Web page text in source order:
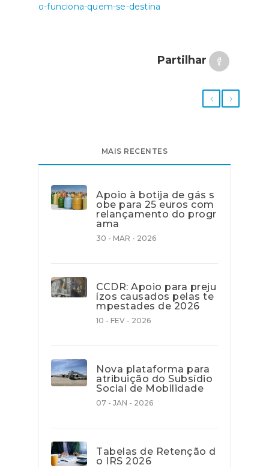
o-funciona-quem-se-destina
Partilhar
MAIS RECENTES
Apoio à botija de gás s
obe para 25 euros com
relançamento do progr
ama
30 - MAR - 2026
CCDR: Apoio para preju
ízos causados pelas te
mpestades de 2026
10 - FEV - 2026
Nova plataforma para
atribuição do Subsídio
Social de Mobilidade
07 - JAN - 2026
Tabelas de Retenção d
o IRS 2026